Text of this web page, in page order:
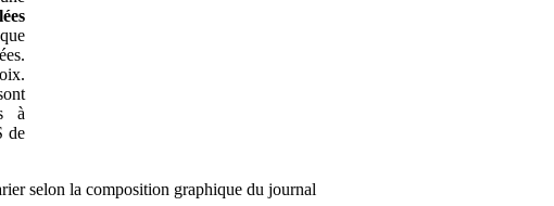
à
de
selon la composition graphique du journal